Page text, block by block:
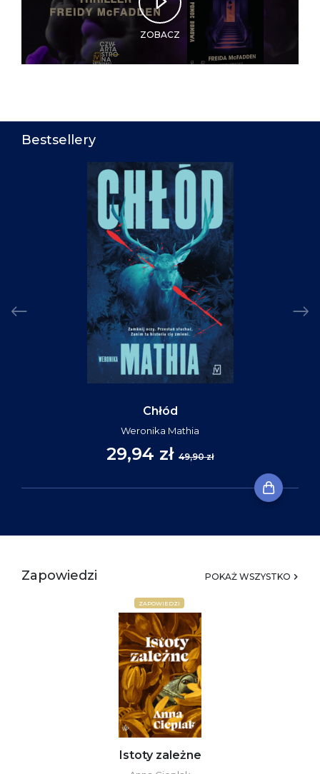
ZOBACZ
Bestsellery
Chłód
Weronika Mathia
29,94 zł 49,90 zł
Zapowiedzi POKAŻ WSZYSTKO
ZAPOWIEDZI
Istoty zależne